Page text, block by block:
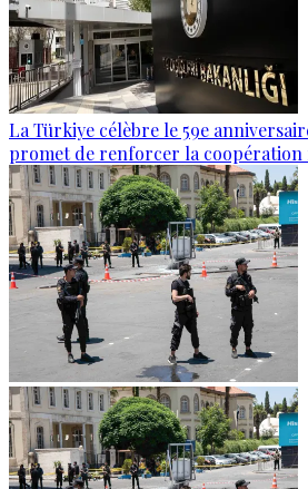
La Türkiye célèbre le 59e
promet de renforcer la coopération